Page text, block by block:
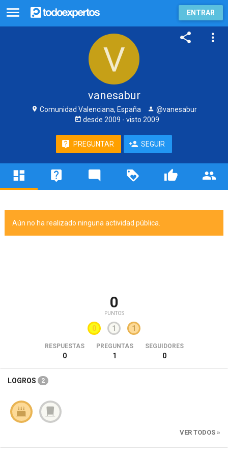
ENTRAR
vanesabur
Comunidad Valenciana, España
@vanesabur
desde 2009 - visto 2009
PREGUNTAR SEGUIR
Aún no ha realizado ninguna actividad pública.
0
PUNTOS
0 1 1
RESPUESTAS
0
PREGUNTAS
1
SEGUIDORES
0
LOGROS 2
VER TODOS »